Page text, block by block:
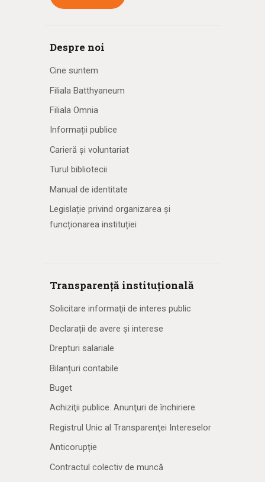
Despre noi
Cine suntem
Filiala Batthyaneum
Filiala Omnia
Informații publice
Carieră și voluntariat
Turul bibliotecii
Manual de identitate
Legislație privind organizarea și
funcționarea instituției
Transparență instituțională
Solicitare informaţii de interes public
Declarații de avere și interese
Drepturi salariale
Bilanțuri contabile
Buget
Achiziţii publice. Anunţuri de închiriere
Registrul Unic al Transparenţei Intereselor
Anticorupție
Contractul colectiv de muncă